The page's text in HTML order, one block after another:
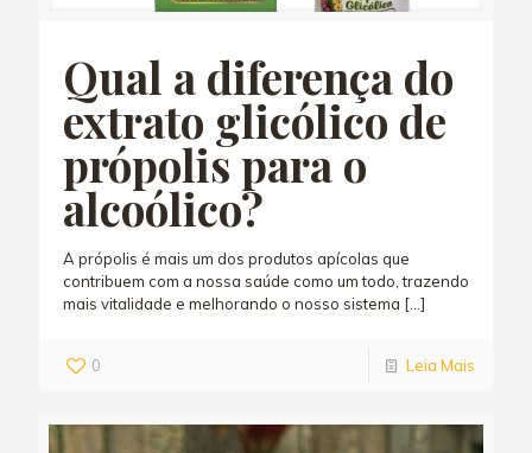
Qual a diferença do
extrato glicólico de
própolis para o
alcoólico?
A própolis é mais um dos produtos apícolas que
contribuem com a nossa saúde como um todo, trazendo
mais vitalidade e melhorando o nosso sistema […]
0 Leia Mais